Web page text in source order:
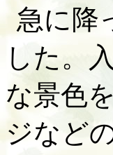
急に降
した。
な景色
ジなど